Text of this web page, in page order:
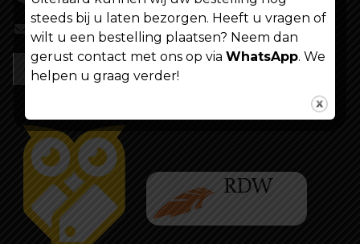
info@shoppenvooriedereen.nl
steeds bij u laten bezorgen. Heeft u vragen of
wilt u een bestelling plaatsen? Neem dan
gerust contact met ons op via WhatsApp. We
helpen u graag verder!